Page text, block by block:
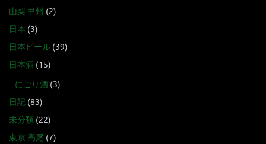
山梨 甲州 (2)
日本 (3)
日本ビール (39)
日本酒 (15)
にごり酒 (3)
日記 (83)
未分類 (22)
東京 高尾 (7)